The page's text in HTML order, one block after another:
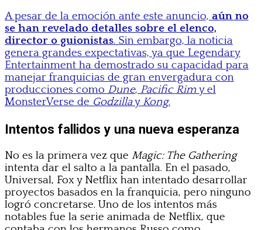
A pesar de la emoción ante este anuncio, aún no
se han revelado detalles sobre el elenco,
director o guionistas. Sin embargo, la noticia
genera grandes expectativas, ya que Legendary
Entertainment ha demostrado su capacidad para
manejar franquicias de gran envergadura con
producciones como Dune, Pacific Rimy el
MonsterVerse de Godzillay Kong.
Intentos fallidos y una nueva esperanza
No es la primera vez que Magic: The Gathering
intenta dar el salto a la pantalla. En el pasado,
Universal, Fox y Netflix han intentado desarrollar
proyectos basados en la franquicia, pero ninguno
logró concretarse. Uno de los intentos más
notables fue la serie animada de Netflix, que